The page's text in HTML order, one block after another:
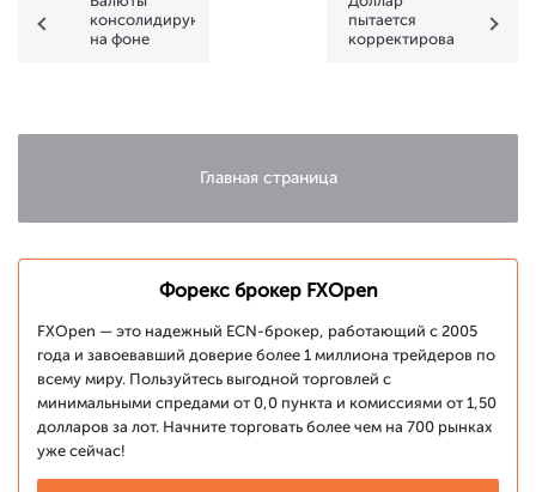
консолидируются
на фоне
пытается
корректироваться
Главная страница
Форекс брокер FXOpen
FXOpen — это надежный ECN-брокер, работающий с 2005
года и завоевавший доверие более 1 миллиона трейдеров по
всему миру. Пользуйтесь выгодной торговлей с
минимальными спредами от 0,0 пункта и комиссиями от 1,50
долларов за лот. Начните торговать более чем на 700 рынках
уже сейчас!